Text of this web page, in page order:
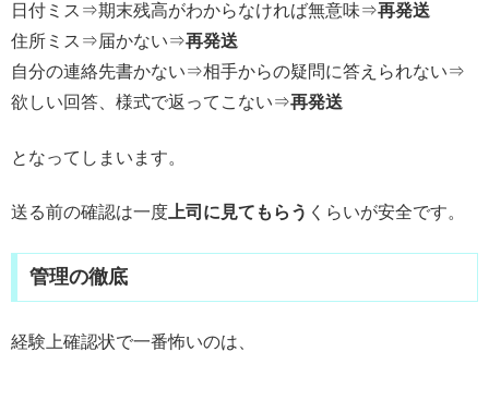
日付ミス⇒期末残高がわからなければ無意味⇒再発送
住所ミス⇒届かない⇒再発送
自分の連絡先書かない⇒相手からの疑問に答えられない⇒
欲しい回答、様式で返ってこない⇒再発送
となってしまいます。
送る前の確認は一度 上司に見てもらう くらいが安全です。
管理の徹底
経験上確認状で一番怖いのは、